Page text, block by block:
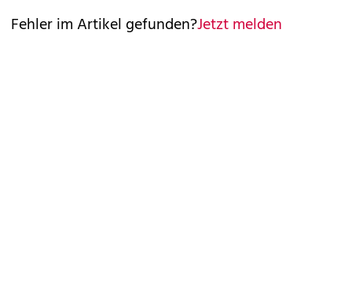
Fehler im Artikel gefunden?Jetzt melden